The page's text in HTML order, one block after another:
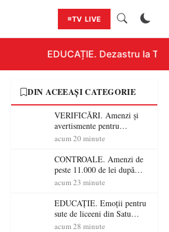
TV LIVE
EDUCAȚIE. Dezastru la
DIN ACEEAȘI CATEGORIE
VERIFICĂRI. Amenzi și
avertismente pentru
crescătorii de animale din
controale în toate
gospodăriile și face apel la
respectarea legii
acum 20 minute
CONTROALE. Amenzi de
peste 11.000 de lei după
controalele DSVSA Satu
cantină, sancționate pentru
nereguli
acum 23 minute
EDUCAȚIE. Emoții pentru
sute de liceeni din Satu
Mare! Începe BAC-ul de
acum 28 minute